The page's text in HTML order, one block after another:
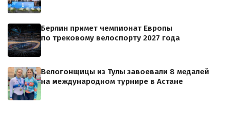
Берлин примет чемпионат Европы
по трековому велоспорту 2027 года
Велогонщицы из Тулы завоевали 8 медалей
на международном турнире в Астане